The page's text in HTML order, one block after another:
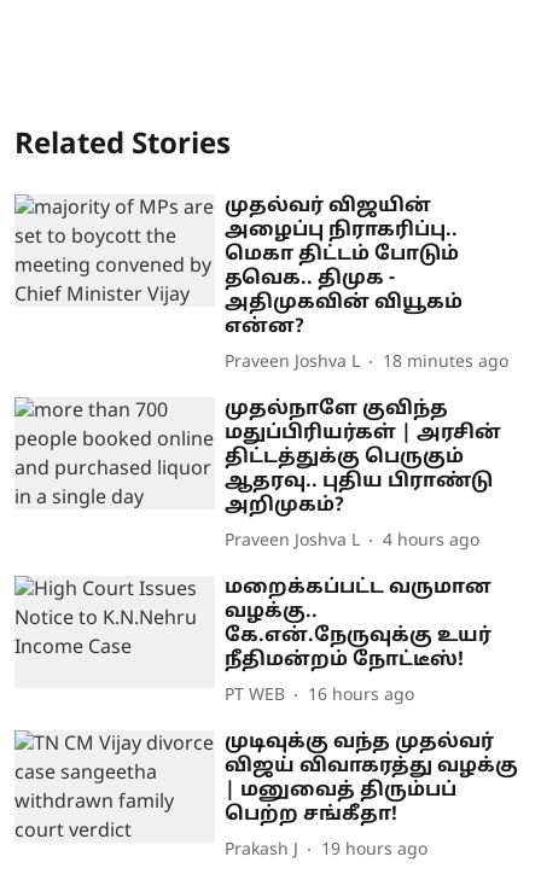
Related Stories
முதல்வர் விஜயின்
அழைப்பு நிராகரிப்பு..
மெகா திட்டம் போடும்
தவெக.. திமுக -
அதிமுகவின் வியூகம்
என்ன?
Praveen Joshva L 18 minutes ago
முதல்நாளே குவிந்த
மதுப்பிரியர்கள் | அரசின்
திட்டத்துக்கு பெருகும்
ஆதரவு.. புதிய பிராண்டு
அறிமுகம்?
Praveen Joshva L 4 hours ago
மறைக்கப்பட்ட வருமான
வழக்கு..
கே.என்.நேருவுக்கு உயர்
நீதிமன்றம் நோட்டீஸ்!
PT WEB 16 hours ago
முடிவுக்கு வந்த முதல்வர்
விஜய் விவாகரத்து வழக்கு
| மனுவைத் திரும்பப்
பெற்ற சங்கீதா!
Prakash J 19 hours ago